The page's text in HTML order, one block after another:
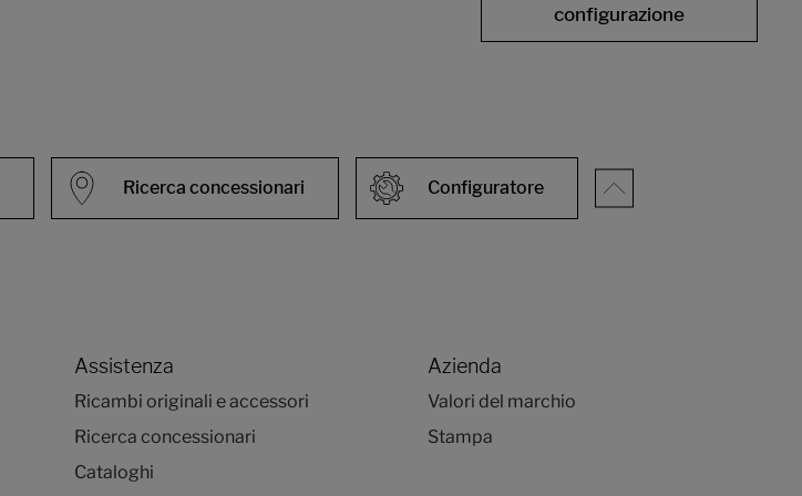
configurazione
Configuratore
Ricerca concessionari
Assistenza
Ricambi originali e accessori
Ricerca concessionari
Cataloghi
Azienda
Valori del marchio
Stampa